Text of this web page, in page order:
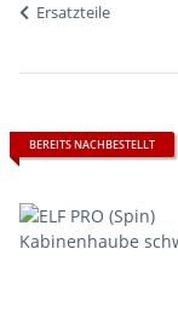
Ersatzteile
BEREITS NACHBESTELLT